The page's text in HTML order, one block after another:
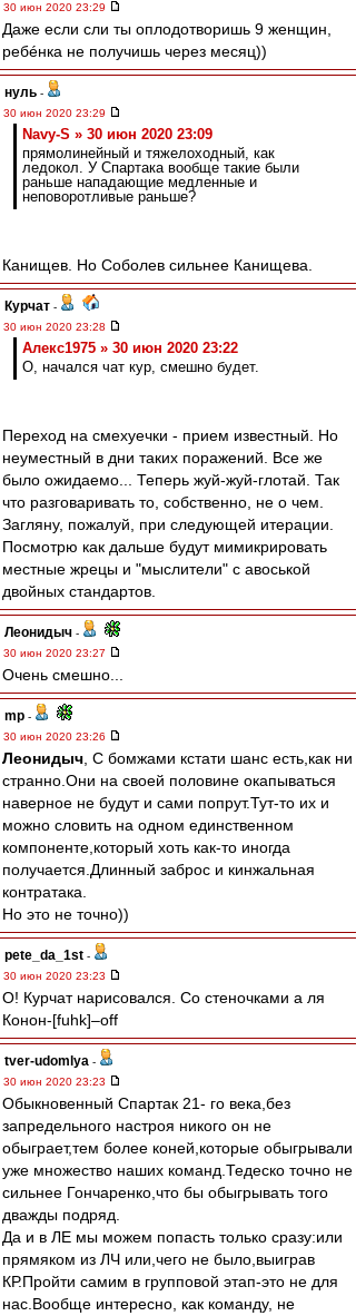
30 июн 2020 23:29
Даже если сли ты оплодотворишь 9 женщин,
ребéнка не получишь через месяц))
нуль -
30 июн 2020 23:29
Navy-S » 30 июн 2020 23:09
прямолинейный и тяжелоходный, как
ледокол. У Спартака вообще такие были
раньше нападающие медленные и
неповоротливые раньше?
Канищев. Но Соболев сильнее Канищева.
Курчат -
30 июн 2020 23:28
Алекс1975 » 30 июн 2020 23:22
О, начался чат кур, смешно будет.
Переход на смехуечки - прием известный. Но
неуместный в дни таких поражений. Все же
было ожидаемо... Теперь жуй-жуй-глотай. Так
что разговаривать то, собственно, не о чем.
Загляну, пожалуй, при следующей итерации.
Посмотрю как дальше будут мимикрировать
местные жрецы и "мыслители" с авоськой
двойных стандартов.
Леонидыч -
30 июн 2020 23:27
Очень смешно...
mp -
30 июн 2020 23:26
Леонидыч , С бомжами кстати шанс есть,как ни
странно.Они на своей половине окапываться
наверное не будут и сами попрут.Тут-то их и
можно словить на одном единственном
компоненте,который хоть как-то иногда
получается.Длинный заброс и кинжальная
контратака.
Но это не точно))
pete_da_1st -
30 июн 2020 23:23
O! Курчат нарисовался. Со стеночками а ля
Конон-[fuhk]–off
tver-udomlya -
30 июн 2020 23:23
Обыкновенный Спартак 21- го века,без
запредельного настроя никого он не
обыграет,тем более коней,которые обыгрывали
уже множество наших команд.Тедеско точно не
сильнее Гончаренко,что бы обыгрывать того
дважды подряд.
Да и в ЛЕ мы можем попасть только сразу:или
прямяком из ЛЧ или,чего не было,выиграв
КР.Пройти самим в групповой этап-это не для
нас.Вообще интересно, как команду, не